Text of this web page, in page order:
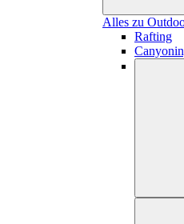
Alles zu
Rafting